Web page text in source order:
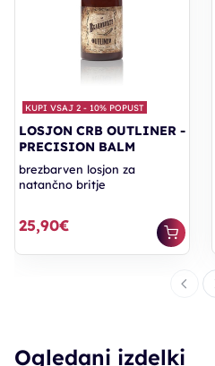
KUPI VSAJ 2 - 10% POPUST
LOSJON CRB OUTLINER -
PRECISION BALM
brezbarven losjon za
natančno britje
25,90€
Ogledani izdelki